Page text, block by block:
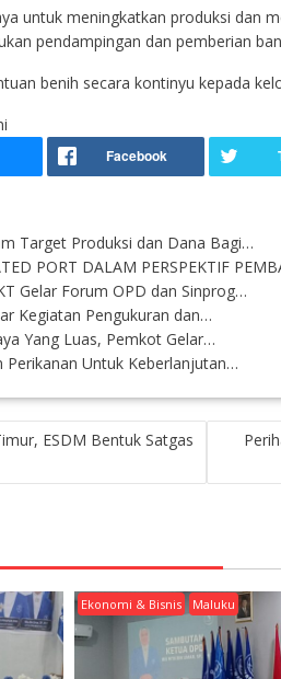
untuk meningkatkan produksi dan
pendampingan dan pemberian
benih secara kontinyu kepada
Target Produksi dan Dana Bagi…
PORT DALAM PERSPEKTIF
Gelar Forum OPD dan Sinprog…
Kegiatan Pengukuran dan…
Yang Luas, Pemkot Gelar…
Perikanan Untuk Keberlanjutan…
ESDM Bentuk Satgas
Ekonomi & Bisnis Maluku